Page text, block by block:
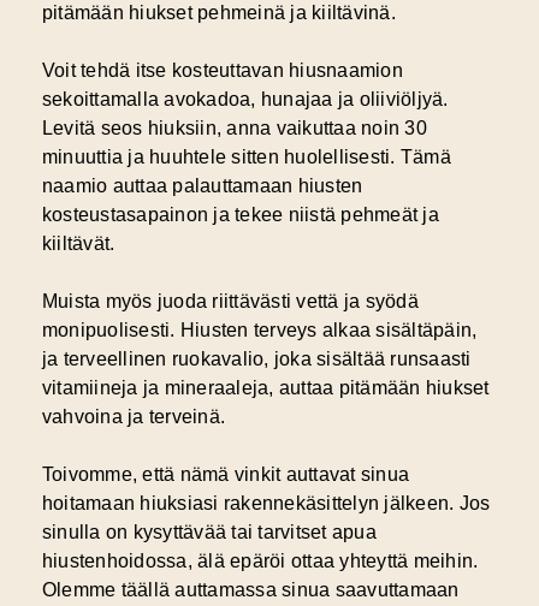
pitämään hiukset pehmeinä ja kiiltävinä.
Voit tehdä itse kosteuttavan hiusnaamion
sekoittamalla avokadoa, hunajaa ja oliiviöljyä.
Levitä seos hiuksiin, anna vaikuttaa noin 30
minuuttia ja huuhtele sitten huolellisesti. Tämä
naamio auttaa palauttamaan hiusten
kosteustasapainon ja tekee niistä pehmeät ja
kiiltävät.
Muista myös juoda riittävästi vettä ja syödä
monipuolisesti. Hiusten terveys alkaa sisältäpäin,
ja terveellinen ruokavalio, joka sisältää runsaasti
vitamiineja ja mineraaleja, auttaa pitämään hiukset
vahvoina ja terveinä.
Toivomme, että nämä vinkit auttavat sinua
hoitamaan hiuksiasi rakennekäsittelyn jälkeen. Jos
sinulla on kysyttävää tai tarvitset apua
hiustenhoidossa, älä epäröi ottaa yhteyttä meihin.
Olemme täällä auttamassa sinua saavuttamaan